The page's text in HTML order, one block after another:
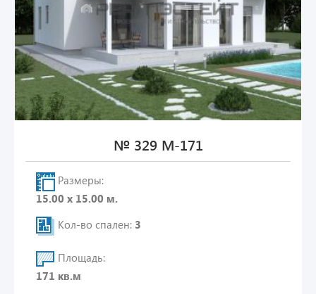
№ 329 М-171
Размеры:
15.00 х 15.00 м.
Кол-во спален: 3
Площадь:
171 кв.м